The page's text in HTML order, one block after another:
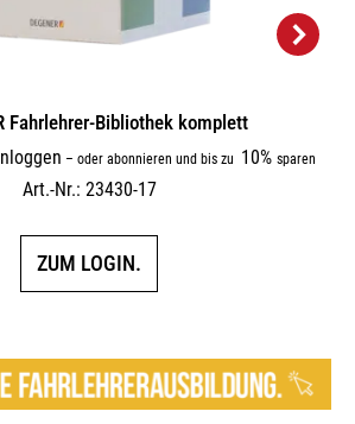
Fahrlehrer-Bibliothek komplett
– oder abonnieren und bis zu 10% sparen
Art.-Nr.: 23430-17
ZUM LOGIN.